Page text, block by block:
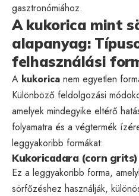
gasztronómiához.
A kukorica mint
alapanyag:
felhasználási
A kukorica nem egyetlen
Különböző feldolgozási
amelyek mindegyike eltérő
folyamatra és a végtermék
leggyakoribb formákat:
Kukoricadara (corn grits)
Ez a leggyakoribb forma,
sörfőzéshez használják,